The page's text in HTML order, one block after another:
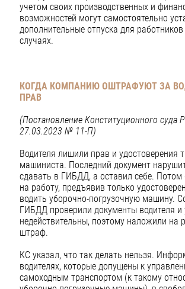
учетом своих производственных и
возможностей могут самостоятельно
дополнительные отпуска для
случаях.
КОГДА КОМПАНИЮ ОШТРАФУЮТ ЗА
ПРАВ
(Постановление Конституционного суда
27.03.2023 № 11-П)
Водителя лишили прав и удостоверения
машиниста. Последний документ
сдавать в ГИБДД, а оставил себе. Потом
на работу, предъявив только
водить уборочно-погрузочную машину.
ГИБДД проверили документы водителя и
недействительны, поэтому наложили на
штраф.
КС указал, что так делать нельзя.
водителях, которые допущены к
самоходным транспортом (к такому